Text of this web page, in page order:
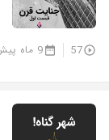
57 9 ماه پیش